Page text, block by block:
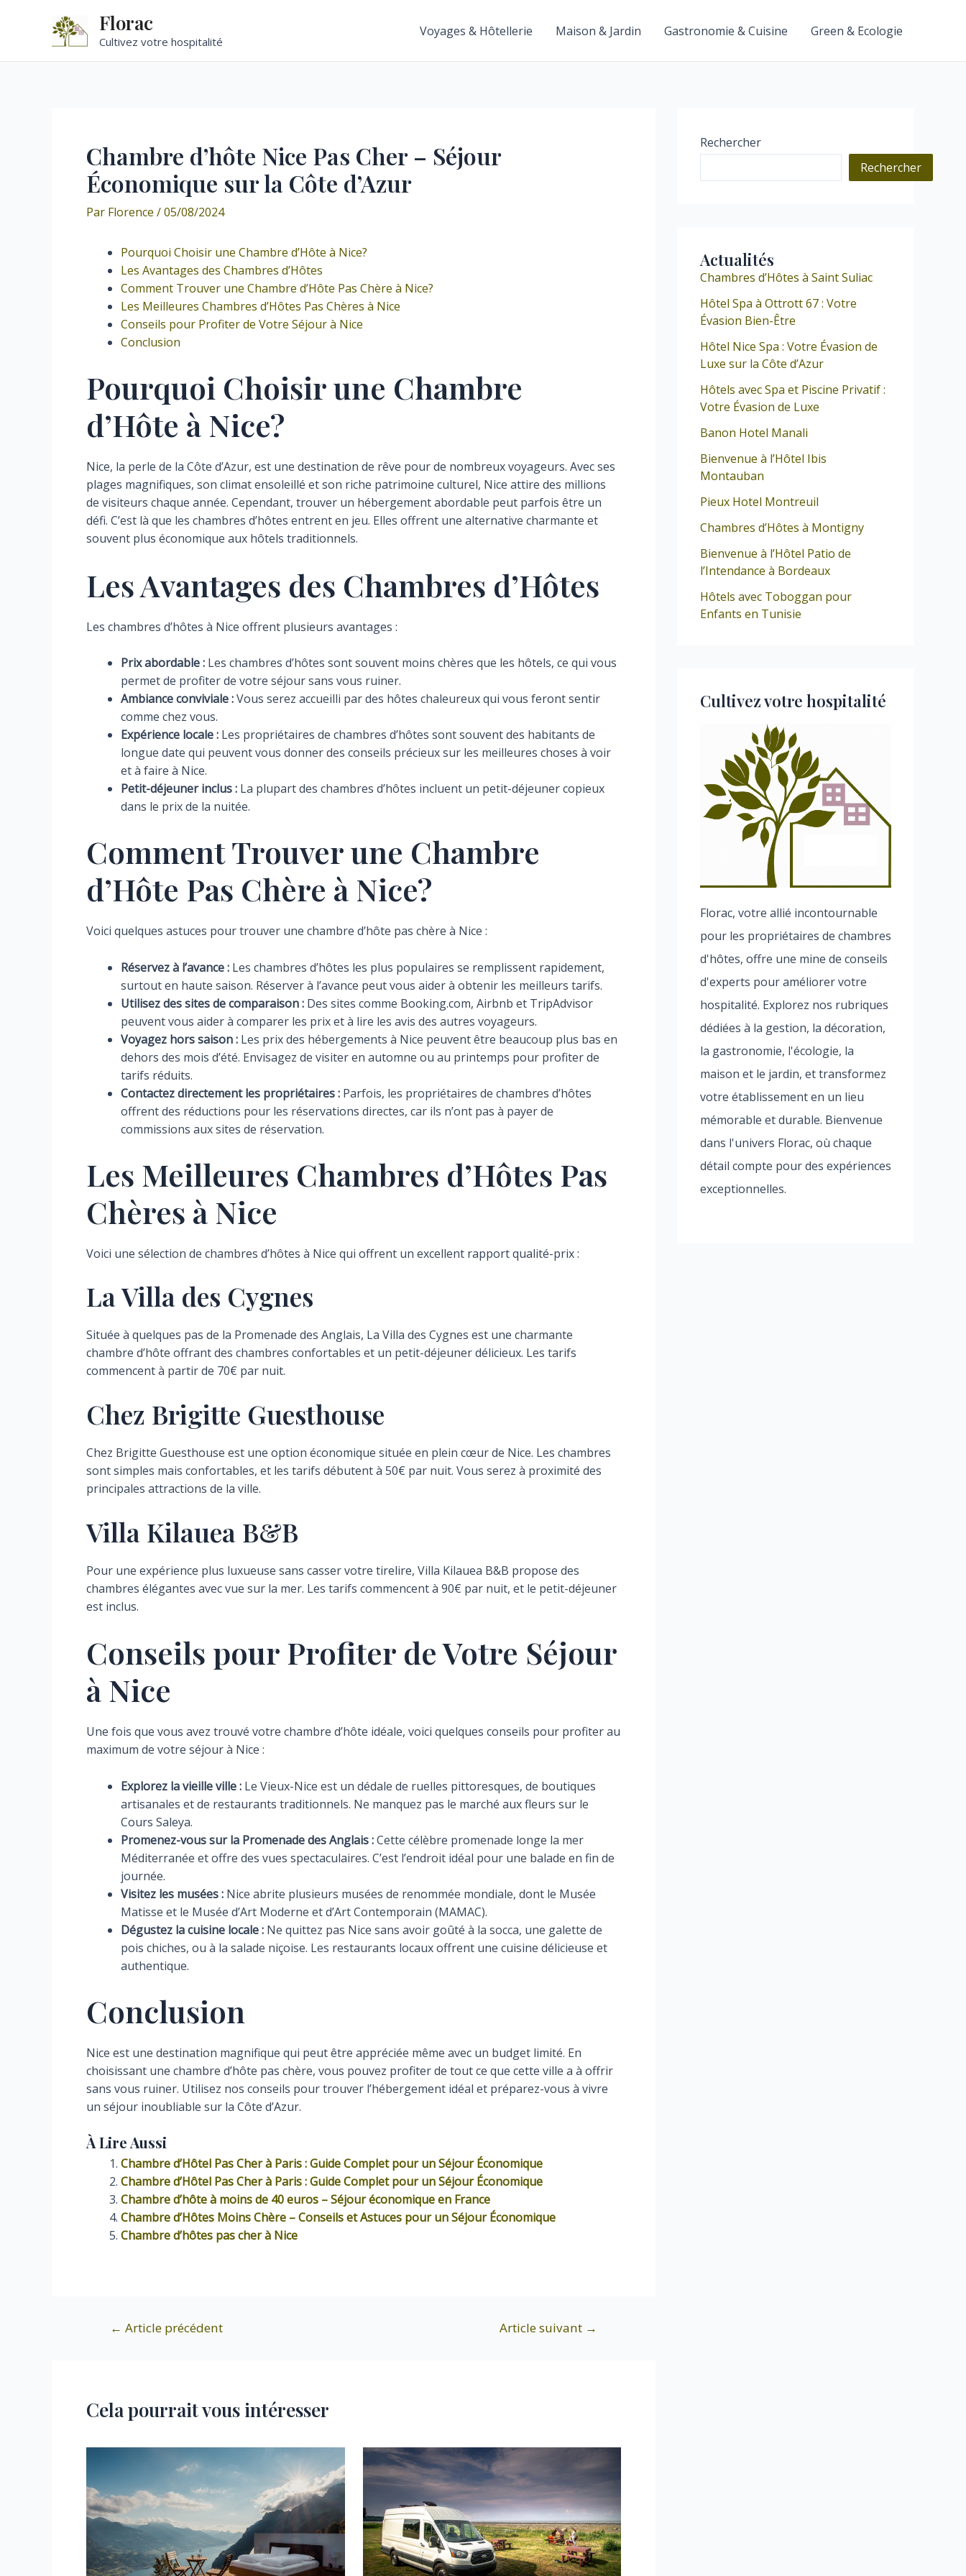
Florac
Cultivez votre hospitalité
Voyages & Hôtellerie Maison & Jardin Gastronomie & Cuisine Green & Ecologie
Chambre d’hôte Nice Pas Cher – Séjour
Économique sur la Côte d’Azur
Par Florence /05/08/2024
Pourquoi Choisir une Chambre d’Hôte à Nice?
Les Avantages des Chambres d’Hôtes
Comment Trouver une Chambre d’Hôte Pas Chère à Nice?
Les Meilleures Chambres d’Hôtes Pas Chères à Nice
Conseils pour Profiter de Votre Séjour à Nice
Conclusion
Pourquoi Choisir une Chambre
d’Hôte à Nice?
Nice, la perle de la Côte d’Azur, est une destination de rêve pour de nombreux voyageurs. Avec ses
plages magnifiques, son climat ensoleillé et son riche patrimoine culturel, Nice attire des millions
de visiteurs chaque année. Cependant, trouver un hébergement abordable peut parfois être un
défi. C’est là que les chambres d’hôtes entrent en jeu. Elles offrent une alternative charmante et
souvent plus économique aux hôtels traditionnels.
Les Avantages des Chambres d’Hôtes
Les chambres d’hôtes à Nice offrent plusieurs avantages :
Prix abordable : Les chambres d’hôtes sont souvent moins chères que les hôtels, ce qui vous
permet de profiter de votre séjour sans vous ruiner.
Ambiance conviviale :Vous serez accueilli par des hôtes chaleureux qui vous feront sentir
comme chez vous.
Expérience locale : Les propriétaires de chambres d’hôtes sont souvent des habitants de
longue date qui peuvent vous donner des conseils précieux sur les meilleures choses à voir
et à faire à Nice.
Petit-déjeuner inclus : La plupart des chambres d’hôtes incluent un petit-déjeuner copieux
dans le prix de la nuitée.
Comment Trouver une Chambre
d’Hôte Pas Chère à Nice?
Voici quelques astuces pour trouver une chambre d’hôte pas chère à Nice :
Réservez à l’avance : Les chambres d’hôtes les plus populaires se remplissent rapidement,
surtout en haute saison. Réserver à l’avance peut vous aider à obtenir les meilleurs tarifs.
Utilisez des sites de comparaison : Des sites comme Booking.com, Airbnb et TripAdvisor
peuvent vous aider à comparer les prix et à lire les avis des autres voyageurs.
Voyagez hors saison : Les prix des hébergements à Nice peuvent être beaucoup plus bas en
dehors des mois d’été. Envisagez de visiter en automne ou au printemps pour profiter de
tarifs réduits.
Contactez directement les propriétaires : Parfois, les propriétaires de chambres d’hôtes
offrent des réductions pour les réservations directes, car ils n’ont pas à payer de
commissions aux sites de réservation.
Les Meilleures Chambres d’Hôtes Pas
Chères à Nice
Voici une sélection de chambres d’hôtes à Nice qui offrent un excellent rapport qualité-prix :
La Villa des Cygnes
Située à quelques pas de la Promenade des Anglais, La Villa des Cygnes est une charmante
chambre d’hôte offrant des chambres confortables et un petit-déjeuner délicieux. Les tarifs
commencent à partir de 70€ par nuit.
Chez Brigitte Guesthouse
Chez Brigitte Guesthouse est une option économique située en plein cœur de Nice. Les chambres
sont simples mais confortables, et les tarifs débutent à 50€ par nuit. Vous serez à proximité des
principales attractions de la ville.
Villa Kilauea B&B
Pour une expérience plus luxueuse sans casser votre tirelire, Villa Kilauea B&B propose des
chambres élégantes avec vue sur la mer. Les tarifs commencent à 90€ par nuit, et le petit-déjeuner
est inclus.
Conseils pour Profiter de Votre Séjour
à Nice
Une fois que vous avez trouvé votre chambre d’hôte idéale, voici quelques conseils pour profiter au
maximum de votre séjour à Nice :
Explorez la vieille ville : Le Vieux-Nice est un dédale de ruelles pittoresques, de boutiques
artisanales et de restaurants traditionnels. Ne manquez pas le marché aux fleurs sur le
Cours Saleya.
Promenez-vous sur la Promenade des Anglais :Cette célèbre promenade longe la mer
Méditerranée et offre des vues spectaculaires. C’est l’endroit idéal pour une balade en fin de
journée.
Visitez les musées : Nice abrite plusieurs musées de renommée mondiale, dont le Musée
Matisse et le Musée d’Art Moderne et d’Art Contemporain (MAMAC).
Dégustez la cuisine locale : Ne quittez pas Nice sans avoir goûté à la socca, une galette de
pois chiches, ou à la salade niçoise. Les restaurants locaux offrent une cuisine délicieuse et
authentique.
Conclusion
Nice est une destination magnifique qui peut être appréciée même avec un budget limité. En
choisissant une chambre d’hôte pas chère, vous pouvez profiter de tout ce que cette ville a à offrir
sans vous ruiner. Utilisez nos conseils pour trouver l’hébergement idéal et préparez-vous à vivre
un séjour inoubliable sur la Côte d’Azur.
À Lire Aussi
Chambre d’Hôtel Pas Cher à Paris : Guide Complet pour un Séjour Économique
Chambre d’Hôtel Pas Cher à Paris : Guide Complet pour un Séjour Économique
Chambre d’hôte à moins de 40 euros – Séjour économique en France
Chambre d’Hôtes Moins Chère – Conseils et Astuces pour un Séjour Économique
Chambre d’hôtes pas cher à Nice
Navigation
← Article précédent Article suivant →
Cela pourrait vous intéresser
Rechercher
Rechercher
Actualités
Chambres d’Hôtes à Saint Suliac
Hôtel Spa à Ottrott 67 : Votre
Évasion Bien-Être
Hôtel Nice Spa : Votre Évasion de
Luxe sur la Côte d’Azur
Hôtels avec Spa et Piscine Privatif :
Votre Évasion de Luxe
Banon Hotel Manali
Bienvenue à l’Hôtel Ibis
Montauban
Pieux Hotel Montreuil
Chambres d’Hôtes à Montigny
Bienvenue à l’Hôtel Patio de
l’Intendance à Bordeaux
Hôtels avec Toboggan pour
Enfants en Tunisie
Cultivez votre hospitalité
Florac, votre allié incontournable
pour les propriétaires de chambres
d'hôtes, offre une mine de conseils
d'experts pour améliorer votre
hospitalité. Explorez nos rubriques
dédiées à la gestion, la décoration,
la gastronomie, l'écologie, la
maison et le jardin, et transformez
votre établissement en un lieu
mémorable et durable. Bienvenue
dans l'univers Florac, où chaque
détail compte pour des expériences
exceptionnelles.